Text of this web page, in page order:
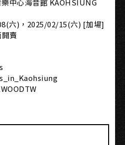
中心海音館 KAOHSIUNG
六)，2025/02/15(六) [加場]
賣